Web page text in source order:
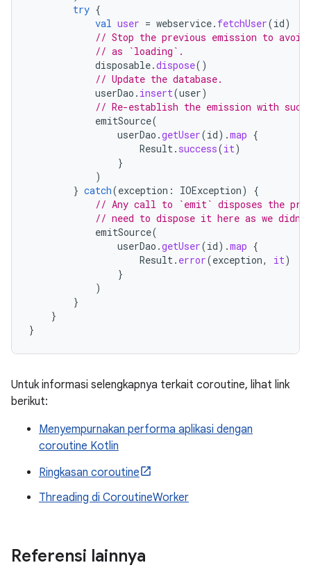
try {
val user = webservice. fetchUser(id)
// Stop the previous emission to avoid
// as `loading`.
disposable.dispose()
// Update the database.
userDao . insert(user)
// Re-establish the emission with
emitSource(
userDao .getUser(id).map {
Result. success(it)
}
)
} catch(exception : IOException)
{
// Any call to `emit` disposes the
// need to dispose it here as we
emitSource(
userDao .getUser(id).map {
Result. error(exception, it)
}
)
}
}
}
Untuk informasi selengkapnya terkait coroutine, lihat link
berikut:
Menyempurnakan performa aplikasi dengan
coroutine Kotlin
Ringkasan coroutine
Threading di CoroutineWorker
Referensi lainnya